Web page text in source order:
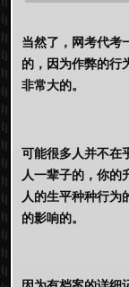
当然了，网考代考
的，因为作弊的行
非常大的。
可能很多人并不在
人一辈子的，你的
人的生平种种行为
的影响的。